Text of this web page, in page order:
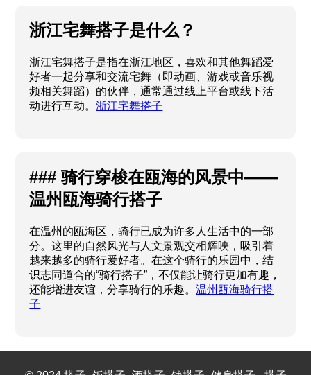
浙江宅舞搭子是什么？
浙江宅舞搭子是指在浙江地区，喜欢和其他舞蹈爱
好者一起分享和交流宅舞（即动画、游戏或音乐视
频相关舞蹈）的伙伴，通常通过线上平台或线下活
动进行互动。浙江宅舞搭子
### 骑行穿梭在瓯海的风景中——
温州瓯海骑行搭子
在温州的瓯海区，骑行已成为许多人生活中的一部
分。这里的自然风光与人文景观交相辉映，吸引着
越来越多的骑行爱好者。在这个骑行的乐园中，结
识志同道合的“骑行搭子”，不仅能让骑行更加有趣，
还能增进友谊，分享骑行的乐趣。温州瓯海骑行搭
子